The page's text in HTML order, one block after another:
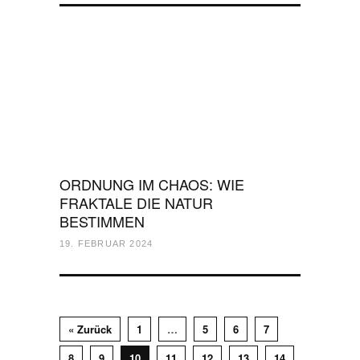
ORDNUNG IM CHAOS: WIE
FRAKTALE DIE NATUR
BESTIMMEN
19. FEBRUAR 2024
« Zurück 1 … 5 6
7